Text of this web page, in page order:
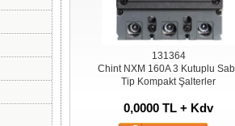
131364
Chint NXM 160A 3 Kutuplu
Tip Kompakt Şalterler
0,0000 TL + Kdv